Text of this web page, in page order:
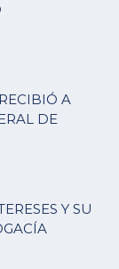
A
DE
Y SU